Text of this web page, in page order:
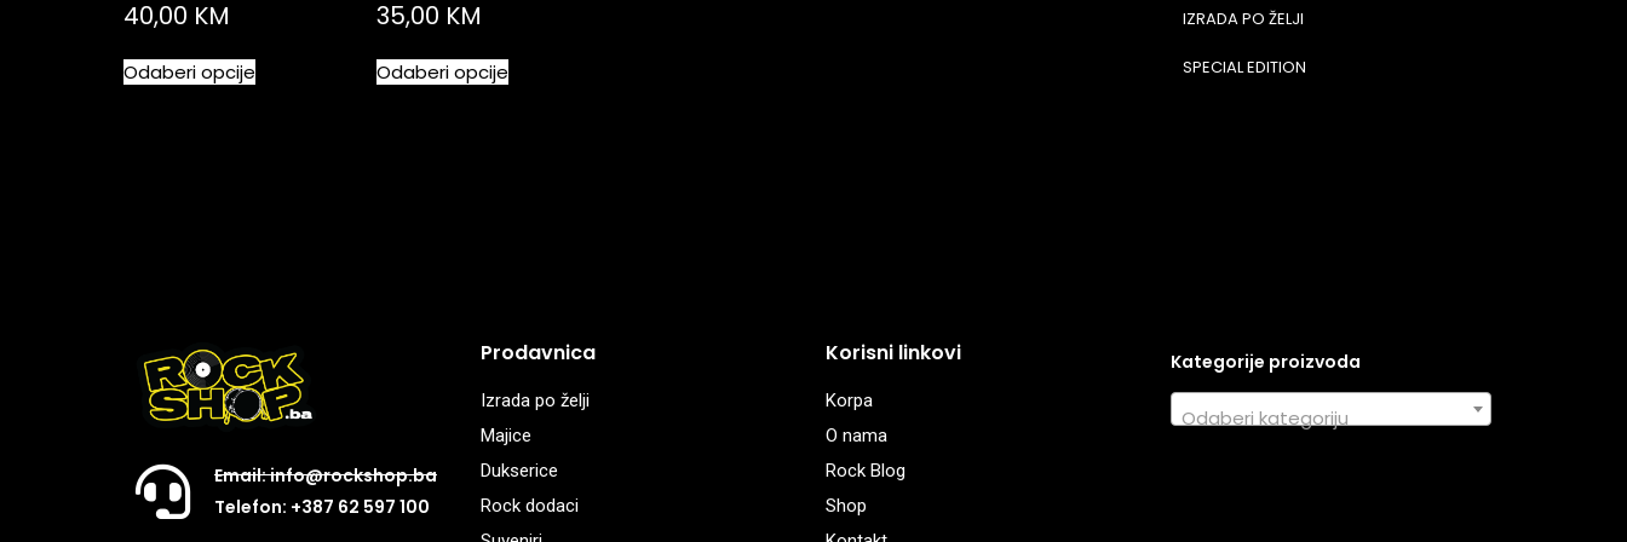
40,00 KM
Odaberi opcije
35,00 KM
Odaberi opcije
IZRADA PO ŽELJI
SPECIAL EDITION
Email: info@rockshop.ba
Telefon: +387 62 597 100
Prodavnica
Izrada po želji
Majice
Dukserice
Rock dodaci
Korisni linkovi
Korpa
O nama
Rock Blog
Shop
Kategorije proizvoda
Odaberi kategoriju